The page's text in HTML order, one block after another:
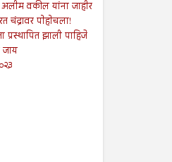
अलीम वकील यांना जाहीर
चंद्रावर पोहोचला!
प्रस्थापित झाली पाहिजे